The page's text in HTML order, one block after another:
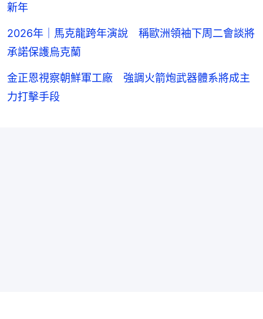
新年
2026年｜馬克龍跨年演說 稱歐洲領袖下周二會談將
承諾保護烏克蘭
金正恩視察朝鮮軍工廠 強調火箭炮武器體系將成主
力打擊手段